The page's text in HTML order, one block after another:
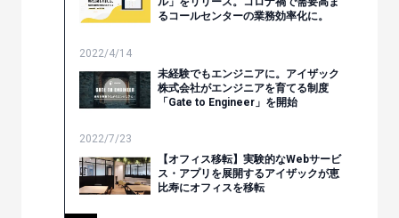
るコールセンターの業務効率化に。
2022/4/14
未経験でもエンジニアに。アイザック
株式会社がエンジニアを育てる制度
「Gate to Engineer」を開始
2022/7/23
【オフィス移転】実験的なWebサービ
ス・アプリを展開するアイザックが恵
比寿にオフィスを移転